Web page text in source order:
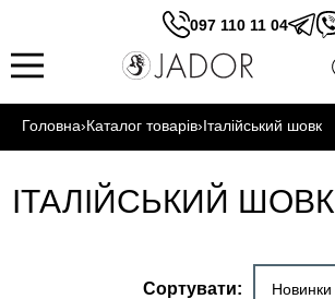
097 110 11 04
Головна›Каталог товарів›Італійський шовк
ІТАЛІЙСЬКИЙ ШОВК
Сортувати: Новинки